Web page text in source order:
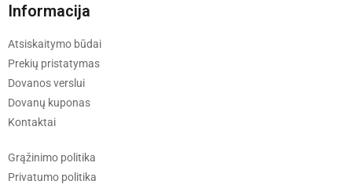
Informacija
Atsiskaitymo būdai
Prekių pristatymas
Dovanos verslui
Dovanų kuponas
Kontaktai
Grąžinimo politika
Privatumo politika